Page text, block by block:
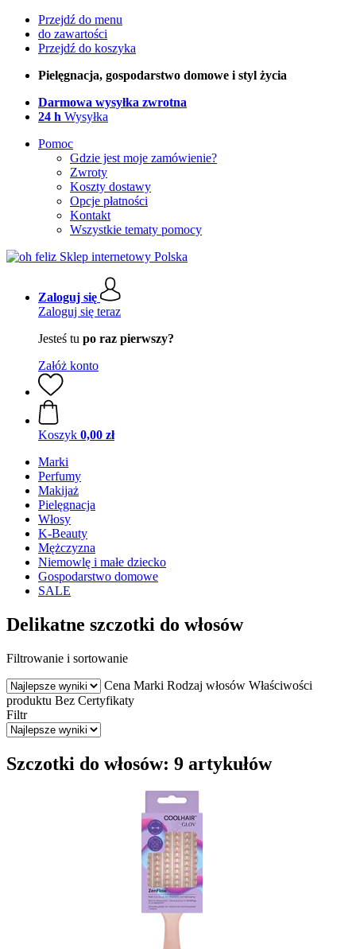
Przejdź do menu
do zawartości
Przejdź do koszyka
Pielęgnacja, gospodarstwo domowe i styl życia
Darmowa wysyłka zwrotna
24 h Wysyłka
Pomoc
Gdzie jest moje zamówienie?
Zwroty
Koszty dostawy
Opcje płatności
Kontakt
Wszystkie tematy pomocy
Zaloguj się
Zaloguj się teraz
Jesteś tu po raz pierwszy?
Załóż konto
Koszyk 0,00 zł
Marki
Perfumy
Makijaż
Pielęgnacja
Włosy
K-Beauty
Mężczyzna
Niemowlę i małe dziecko
Gospodarstwo domowe
SALE
Delikatne szczotki do włosów
Filtrowanie i sortowanie
Cena Marki Rodzaj włosów Właściwości
produktu Bez Certyfikaty
Filtr
Szczotki do włosów: 9 artykułów